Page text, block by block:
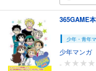
365GAME
少年・青年
少年マンガ
-